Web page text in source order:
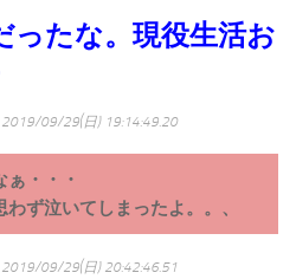
ったな。現役生活お
2019/09/29(日) 19:14:49.20
・・・
ず泣いてしまったよ。。、
2019/09/29(日) 20:42:46.51